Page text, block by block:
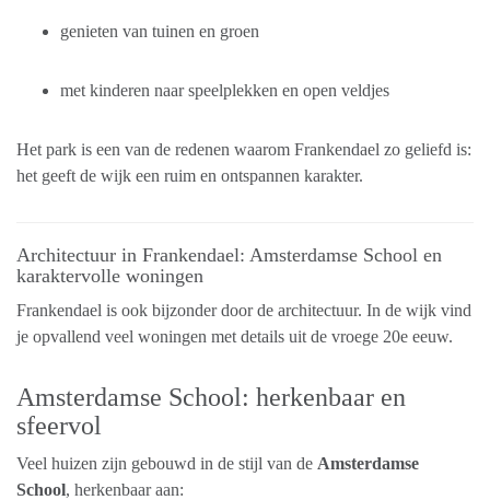
genieten van tuinen en groen
met kinderen naar speelplekken en open veldjes
Het park is een van de redenen waarom Frankendael zo geliefd is:
het geeft de wijk een ruim en ontspannen karakter.
Architectuur in Frankendael: Amsterdamse School en
karaktervolle woningen
Frankendael is ook bijzonder door de architectuur. In de wijk vind
je opvallend veel woningen met details uit de vroege 20e eeuw.
Amsterdamse School: herkenbaar en
sfeervol
Veel huizen zijn gebouwd in de stijl van de Amsterdamse
School, herkenbaar aan: